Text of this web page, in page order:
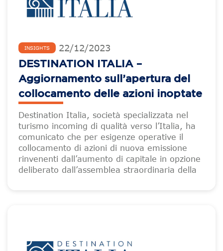
INSIGHTS 22/12/2023
DESTINATION ITALIA –
Aggiornamento sull’apertura del
collocamento delle azioni inoptate
Destination Italia, società specializzata nel
turismo incoming di qualità verso l’Italia, ha
comunicato che per esigenze operative il
collocamento di azioni di nuova emissione
rinvenenti dall’aumento di capitale in opzione
deliberato dall’assemblea straordinaria della